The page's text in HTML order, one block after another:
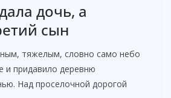
дочь, а
сын
тяжелым, словно само небо
и придавило деревню
Над проселочной дорогой